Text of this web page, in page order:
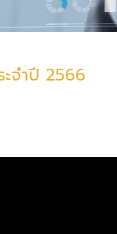
จำปี 2566